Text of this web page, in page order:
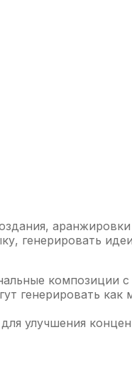
генерировать
композиции
генерировать
улучшения